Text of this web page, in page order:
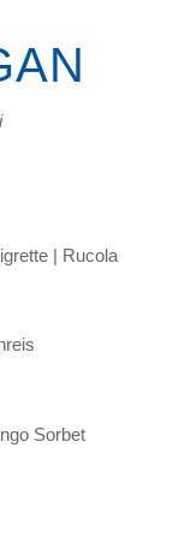
| Rucola
Sorbet